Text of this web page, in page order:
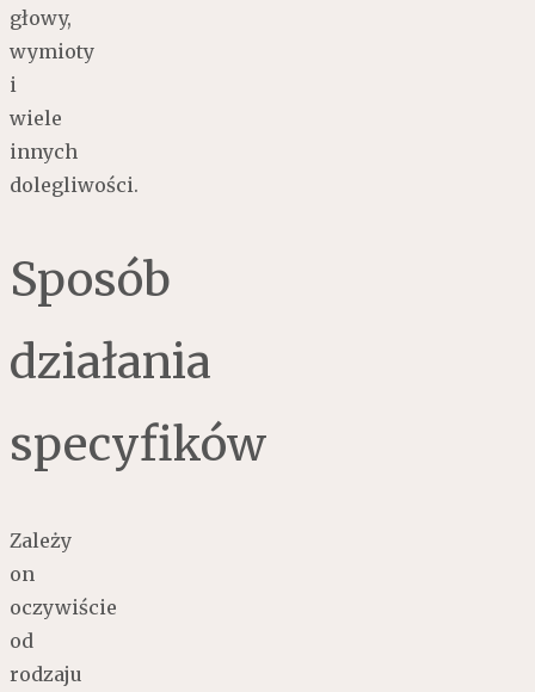
głowy,
wymioty
i
wiele
innych
dolegliwości.
Sposób
działania
specyfików
Zależy
on
oczywiście
od
rodzaju